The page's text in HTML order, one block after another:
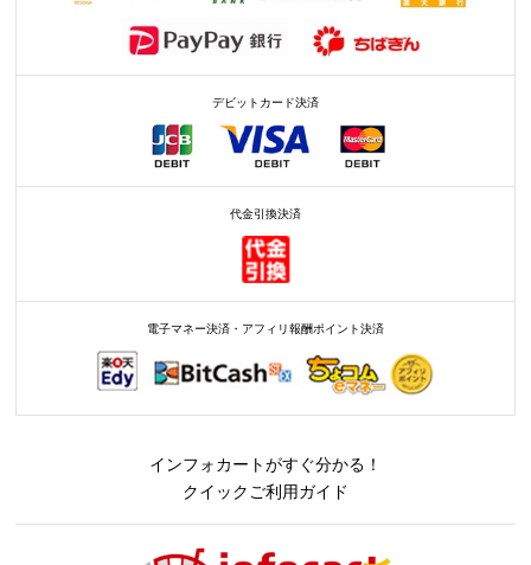
デビットカード決済
代金引換決済
電子マネー決済・アフィリ報酬ポイント決済
インフォカートがすぐ分かる！
クイックご利用ガイド